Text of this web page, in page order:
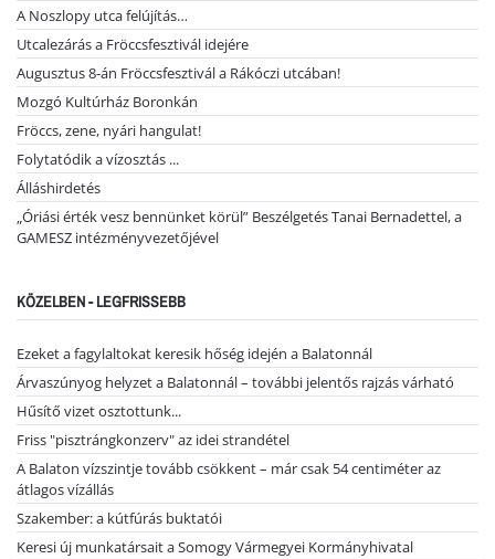
A Noszlopy utca felújítás…
Utcalezárás a Fröccsfesztivál idejére
Augusztus 8-án Fröccsfesztivál a Rákóczi utcában!
Mozgó Kultúrház Boronkán
Fröccs, zene, nyári hangulat!
Folytatódik a vízosztás ...
Álláshirdetés
„Óriási érték vesz bennünket körül” Beszélgetés Tanai Bernadettel, a
GAMESZ intézményvezetőjével
KÖZELBEN - LEGFRISSEBB
Ezeket a fagylaltokat keresik hőség idején a Balatonnál
Árvaszúnyog helyzet a Balatonnál – további jelentős rajzás várható
Hűsítő vizet osztottunk...
Friss "pisztrángkonzerv" az idei strandétel
A Balaton vízszintje tovább csökkent – már csak 54 centiméter az
átlagos vízállás
Szakember: a kútfúrás buktatói
Keresi új munkatársait a Somogy Vármegyei Kormányhivatal